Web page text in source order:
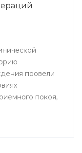
провели
покоя,